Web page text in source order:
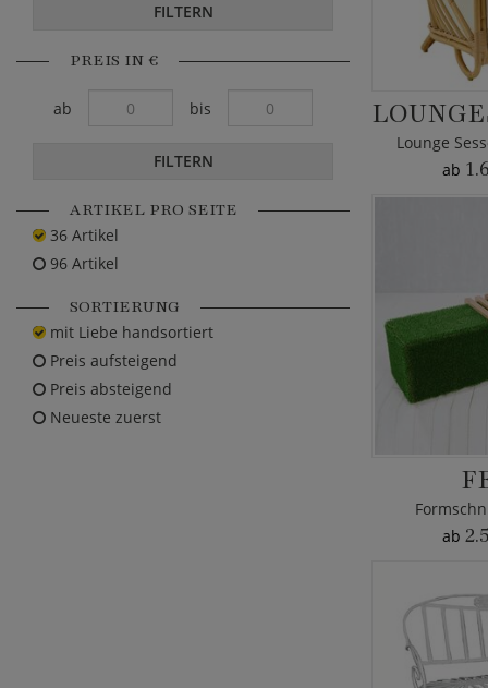
Lounge
ab
ab
FILTERN
PREIS IN €
ab bis
FILTERN
ARTIKEL PRO SEITE
36 Artikel
96 Artikel
SORTIERUNG
mit Liebe handsortiert
Preis aufsteigend
Preis absteigend
Neueste zuerst